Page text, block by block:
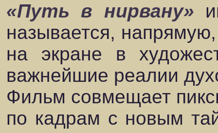
«Путь в нирвану»
называется,
на экране в
важнейшие реалии
Фильм совмещает
по кадрам с новым